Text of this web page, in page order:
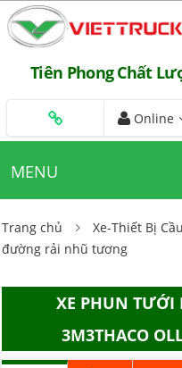
Tiên Phong Chất
Online
MENU
Trang chủ Xe-Thiết Bị
đường rải nhũ tương
XE PHUN
3M3THACO